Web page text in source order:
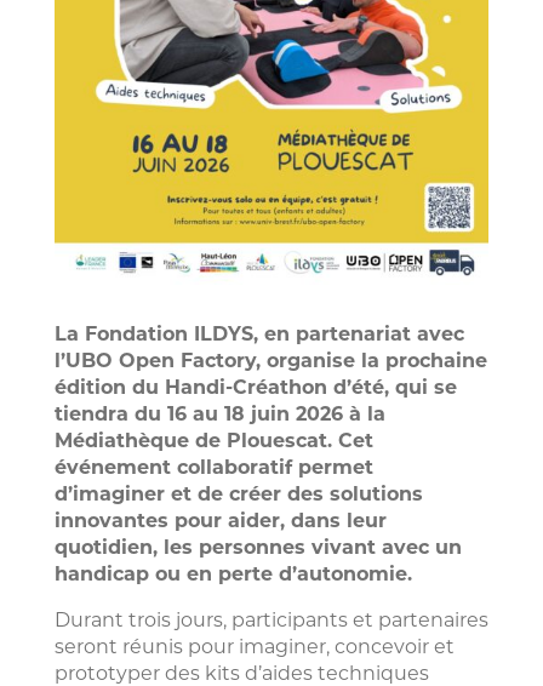
La Fondation ILDYS, en partenariat avec
l’UBO Open Factory, organise la prochaine
édition du Handi-Créathon d’été, qui se
tiendra du 16 au 18 juin 2026 à la
Médiathèque de Plouescat. Cet
événement collaboratif permet
d’imaginer et de créer des solutions
innovantes pour aider, dans leur
quotidien, les personnes vivant avec un
handicap ou en perte d’autonomie.
Durant trois jours, participants et partenaires
seront réunis pour imaginer, concevoir et
prototyper des kits d’aides techniques